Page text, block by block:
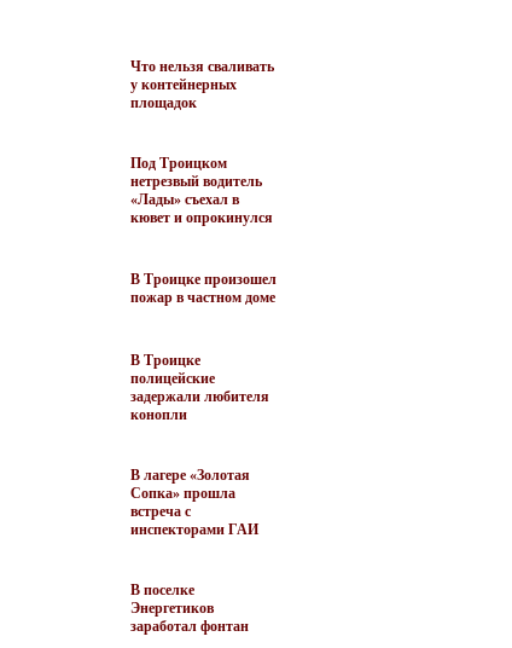
Что нельзя сваливать
у контейнерных
площадок
Под Троицком
нетрезвый водитель
«Лады» съехал в
кювет и опрокинулся
В Троицке произошел
пожар в частном доме
В Троицке
полицейские
задержали любителя
конопли
В лагере «Золотая
Сопка» прошла
встреча с
инспекторами ГАИ
В поселке
Энергетиков
заработал фонтан